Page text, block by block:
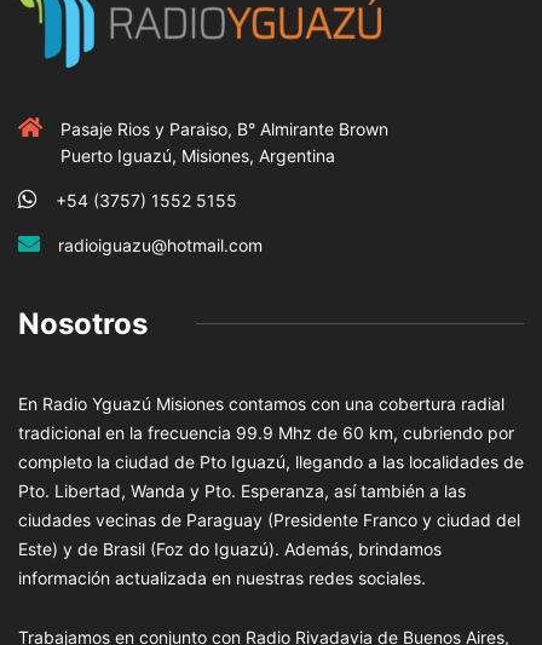
Pasaje Rios y Paraiso, B° Almirante Brown
Puerto Iguazú, Misiones, Argentina
+54 (3757) 1552 5155
radioiguazu@hotmail.com
Nosotros
En Radio Yguazú Misiones contamos con una cobertura radial
tradicional en la frecuencia 99.9 Mhz de 60 km, cubriendo por
completo la ciudad de Pto Iguazú, llegando a las localidades de
Pto. Libertad, Wanda y Pto. Esperanza, así también a las
ciudades vecinas de Paraguay (Presidente Franco y ciudad del
Este) y de Brasil (Foz do Iguazú). Además, brindamos
información actualizada en nuestras redes sociales.
Trabajamos en conjunto con Radio Rivadavia de Buenos Aires,